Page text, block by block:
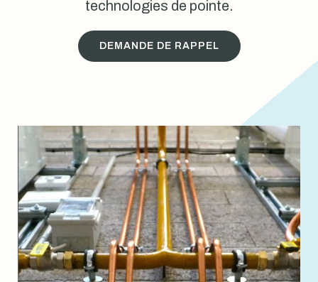
technologies de pointe.
DEMANDE DE RAPPEL